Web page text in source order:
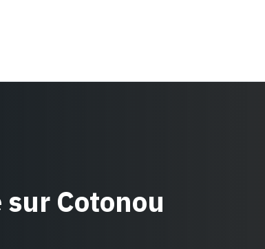
Cotonou